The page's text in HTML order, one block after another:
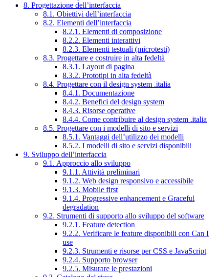
8. Progettazione dell’interfaccia
8.1. Obiettivi dell’interfaccia
8.2. Elementi dell’interfaccia
8.2.1. Elementi di composizione
8.2.2. Elementi interattivi
8.2.3. Elementi testuali (microtesti)
8.3. Progettare e costruire in alta fedeltà
8.3.1. Layout di pagina
8.3.2. Prototipi in alta fedeltà
8.4. Progettare con il design system .italia
8.4.1. Documentazione
8.4.2. Benefici del design system
8.4.3. Risorse operative
8.4.4. Come contribuire al design system .italia
8.5. Progettare con i modelli di sito e servizi
8.5.1. Vantaggi dell’utilizzo dei modelli
8.5.2. I modelli di sito e servizi disponibili
9. Sviluppo dell’interfaccia
9.1. Approccio allo sviluppo
9.1.1. Attività preliminari
9.1.2. Web design responsivo e accessibile
9.1.3. Mobile first
9.1.4. Progressive enhancement e Graceful
degradation
9.2. Strumenti di supporto allo sviluppo del software
9.2.1. Feature detection
9.2.2. Verificare le feature disponibili con Can I
use
9.2.3. Strumenti e risorse per CSS e JavaScript
9.2.4. Supporto browser
9.2.5. Misurare le prestazioni